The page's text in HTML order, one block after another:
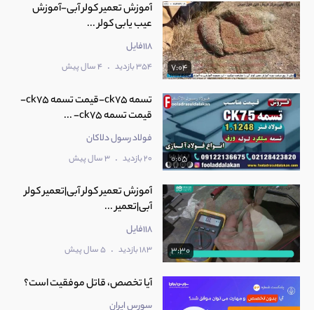
7:04
آموزش تعمیر کولر آبی-آموزش
عیب یابی کولر ...
118فایل
354 بازدید . 4 سال پیش
0:05
تسمه ck75-قیمت تسمه ck75-
قیمت تسمه ck75- ...
فولاد رسول دلاکان
20 بازدید . 3 سال پیش
3:30
آموزش تعمیر کولر آبی|تعمیر کولر
آبی|تعمیر ...
118فایل
183 بازدید . 5 سال پیش
آیا تخصص، قاتل موفقیت است؟
سورس ایران